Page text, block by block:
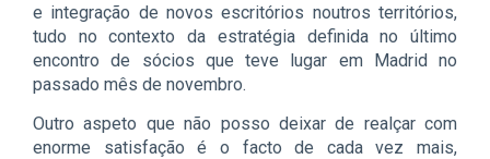
e integração de novos escritórios noutros territórios,
tudo no contexto da estratégia definida no último
encontro de sócios que teve lugar em Madrid no
passado mês de novembro.
Outro aspeto que não posso deixar de realçar com
enorme satisfação é o facto de cada vez mais,